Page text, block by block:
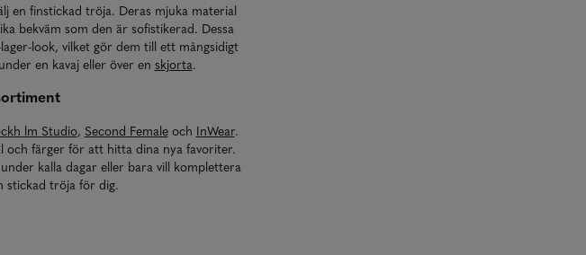
en finstickad tröja. Deras mjuka material
bekväm som den är sofistikerad. Dessa
look, vilket gör dem till ett mångsidigt
en kavaj eller över en skjorta.
lm Studio, Second Femaleoch InWear.
och färger för att hitta dina nya favoriter.
kalla dagar eller bara vill komplettera
stickad tröja för dig.